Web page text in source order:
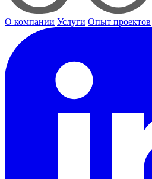
О компании Услуги Опыт проектов